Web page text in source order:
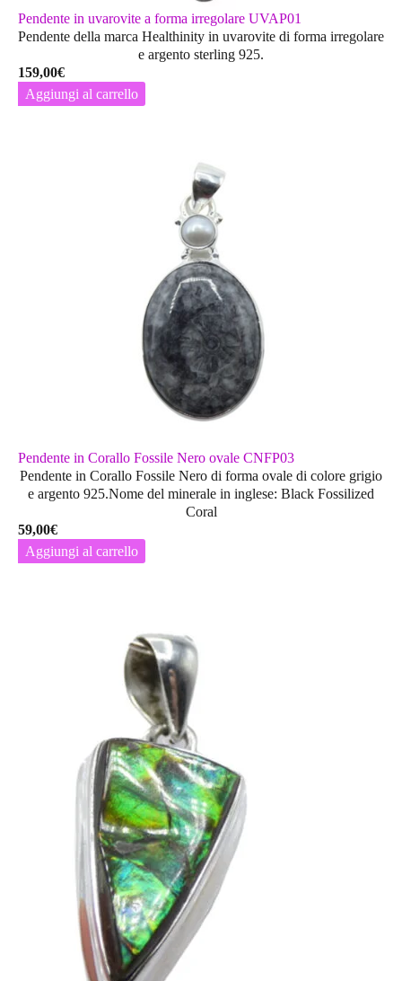
Pendente in uvarovite a forma irregolare UVAP01
Pendente della marca Healthinity in uvarovite di forma irregolare
e argento sterling 925.
159,00€
Aggiungi al carrello
Pendente in Corallo Fossile Nero ovale CNFP03
Pendente in Corallo Fossile Nero di forma ovale di colore grigio
e argento 925.Nome del minerale in inglese: Black Fossilized
Coral
59,00€
Aggiungi al carrello